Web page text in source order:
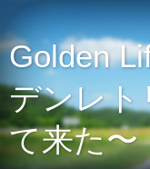
Golden
デンレト
て来た〜